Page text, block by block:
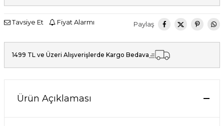
Tavsiye Et Fiyat Alarmı Paylaş
1499 TL ve Üzeri Alışverişlerde Kargo Bedava
Ürün Açıklaması